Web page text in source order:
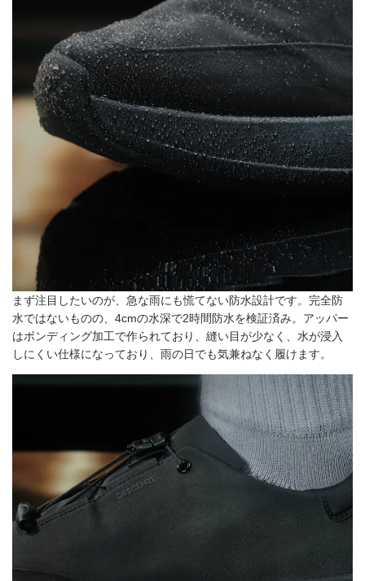
まず注目したいのが、急な雨にも慌てない防水設計です。完全防
水ではないものの、4cmの水深で2時間防水を検証済み。アッパー
はボンディング加工で作られており、縫い目が少なく、水が浸入
しにくい仕様になっており、雨の日でも気兼ねなく履けます。